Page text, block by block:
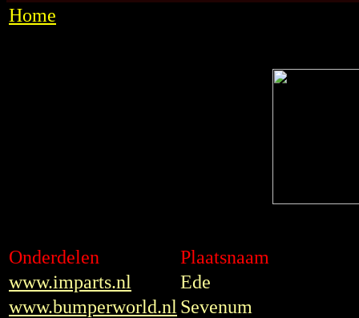
Home
Onderdelen
Plaatsnaam
www.imparts.nl
Ede
www.bumperworld.nl Sevenum